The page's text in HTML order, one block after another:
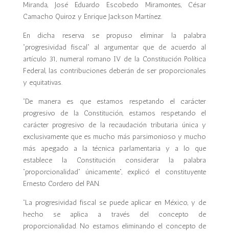
Miranda, José Eduardo Escobedo Miramontes, César
Camacho Quiroz y Enrique Jackson Martínez.
En dicha reserva se propuso eliminar la palabra
“progresividad fiscal” al argumentar que de acuerdo al
artículo 31, numeral romano IV de la Constitución Política
Federal, las contribuciones deberán de ser proporcionales
y equitativas.
“De manera es que estamos respetando el carácter
progresivo de la Constitución, estamos respetando el
carácter progresivo de la recaudación tributaria única y
exclusivamente que es mucho más parsimonioso y mucho
más apegado a la técnica parlamentaria y a lo que
establece la Constitución considerar la palabra
“proporcionalidad” únicamente”, explicó el constituyente
Ernesto Cordero del PAN.
“La progresividad fiscal se puede aplicar en México, y de
hecho se aplica a través del concepto de
proporcionalidad. No estamos eliminando el concepto de